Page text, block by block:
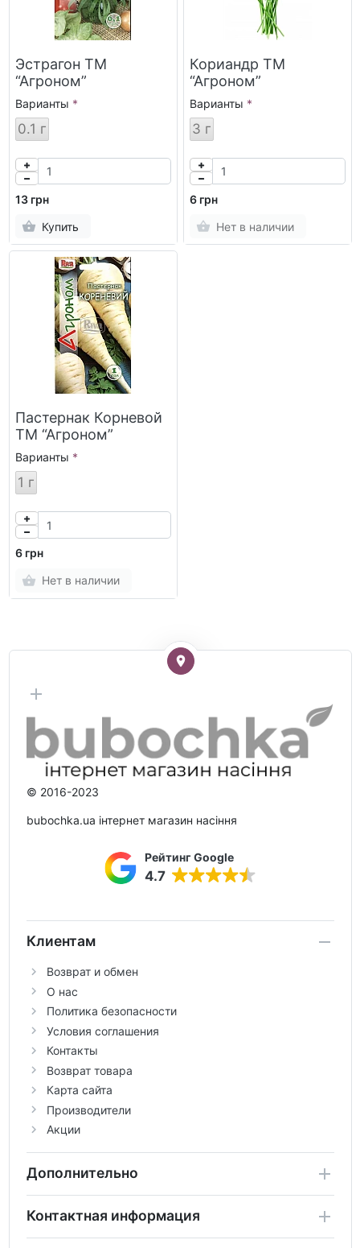
Эстрагон ТМ
“Агроном”
Варианты
0.1 г
13 грн
Купить
Кориандр ТМ
“Агроном”
Варианты
3 г
6 грн
Нет в наличии
Пастернак Корневой
ТМ “Агроном”
Варианты
1 г
6 грн
Нет в наличии
© 2016-2023
bubochka.ua інтернет магазин насіння
Рейтинг Google
4.7
Клиентам
Возврат и обмен
О нас
Политика безопасности
Условия соглашения
Контакты
Возврат товара
Карта сайта
Производители
Акции
Дополнительно
Контактная информация